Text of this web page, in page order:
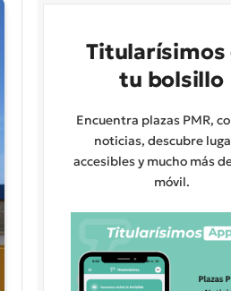
Titularísimos
tu bolsillo
Encuentra plazas PMR,
noticias, descubre
accesibles y mucho más
móvil.